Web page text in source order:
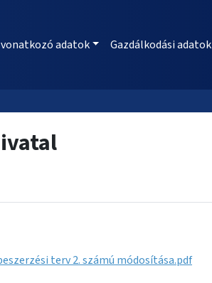
adatok Gazdálkodási adatok
terv 2. számú módosítása.pdf